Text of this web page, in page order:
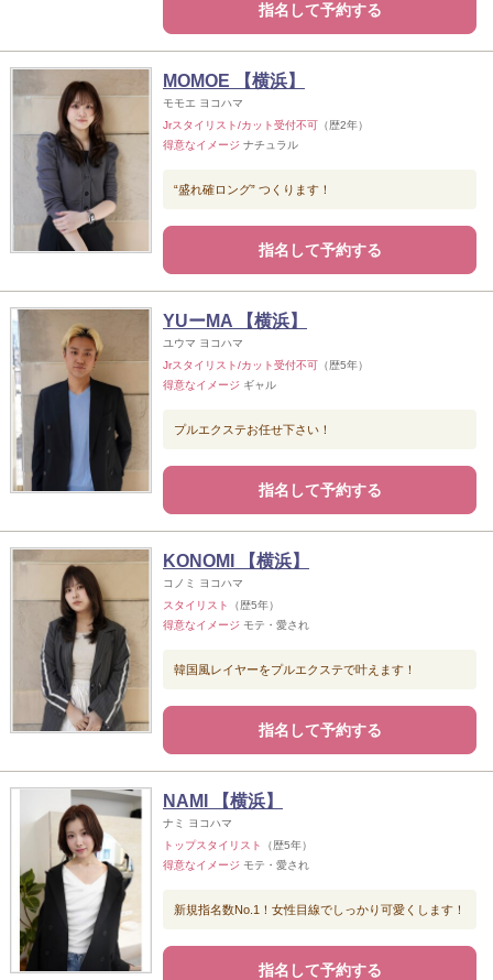
指名して予約する
MOMOE 【横浜】
モモエ ヨコハマ
Jrスタイリスト/カット受付不可 （歴2年）
得意なイメージ ナチュラル
“盛れ確ロング” つくります！
指名して予約する
YUーMA 【横浜】
ユウマ ヨコハマ
Jrスタイリスト/カット受付不可 （歴5年）
得意なイメージ ギャル
プルエクステお任せ下さい！
指名して予約する
KONOMI 【横浜】
コノミ ヨコハマ
スタイリスト
（歴5年）
得意なイメージ モテ・愛され
韓国風レイヤーをプルエクステで叶えます！
指名して予約する
NAMI 【横浜】
ナミ ヨコハマ
トップスタイリスト
（歴5年）
得意なイメージ モテ・愛され
新規指名数No.1！女性目線でしっかり可愛くします！
指名して予約する